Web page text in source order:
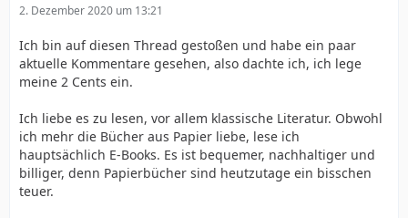
2. Dezember 2020 um 13:21
Ich bin auf diesen Thread gestoßen und habe ein paar
aktuelle Kommentare gesehen, also dachte ich, ich lege
meine 2 Cents ein.
Ich liebe es zu lesen, vor allem klassische Literatur. Obwohl
ich mehr die Bücher aus Papier liebe, lese ich
hauptsächlich E-Books. Es ist bequemer, nachhaltiger und
billiger, denn Papierbücher sind heutzutage ein bisschen
teuer.